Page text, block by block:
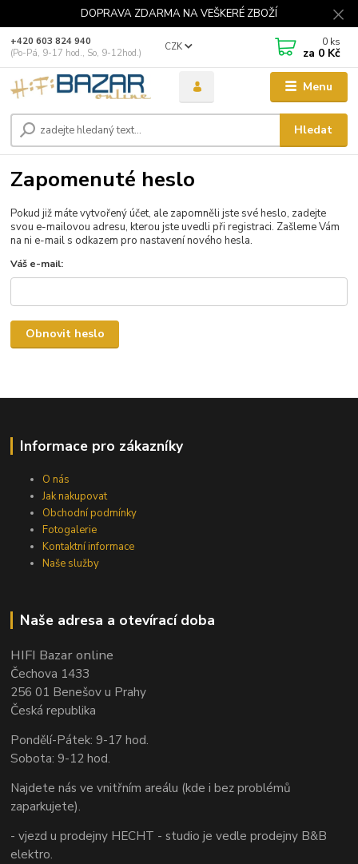
DOPRAVA ZDARMA NA VEŠKERÉ ZBOŽÍ
Menu
CZK
Hledat
+420 603 824 940
(Po-Pá, 9-17 hod., So, 9-12hod.)
0 ks
za 0 Kč
Zapomenuté heslo
Pokud již máte vytvořený účet, ale zapomněli jste své heslo, zadejte
svou e-mailovou adresu, kterou jste uvedli při registraci. Zašleme Vám
na ni e-mail s odkazem pro nastavení nového hesla.
Váš e-mail:
Obnovit heslo
Informace pro zákazníky
O nás
Jak nakupovat
Obchodní podmínky
Fotogalerie
Kontaktní informace
Naše služby
Naše adresa a otevírací doba
HIFI Bazar online
Čechova 1433
256 01 Benešov u Prahy
Česká republika
Pondělí-Pátek: 9-17 hod.
Sobota: 9-12 hod.
Najdete nás ve vnitřním areálu (kde i bez problémů
zaparkujete).
- vjezd u prodejny HECHT - studio je vedle prodejny B&B
elektro.